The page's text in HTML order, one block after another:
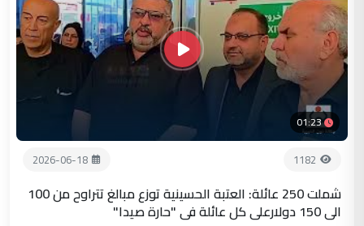
01:23
1182
2026-06-18
شملت 250 عائلة: العتبة الحسينية توزع مبالغ تتراوح من 100
الى 150 دولارعلى كل عائلة في "حارة صيدا"